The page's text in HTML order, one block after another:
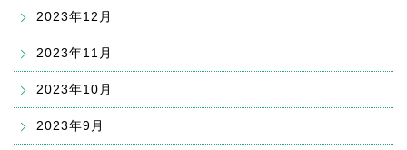
2023年12月
2023年11月
2023年10月
2023年9月